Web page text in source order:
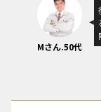
Mさん.50代